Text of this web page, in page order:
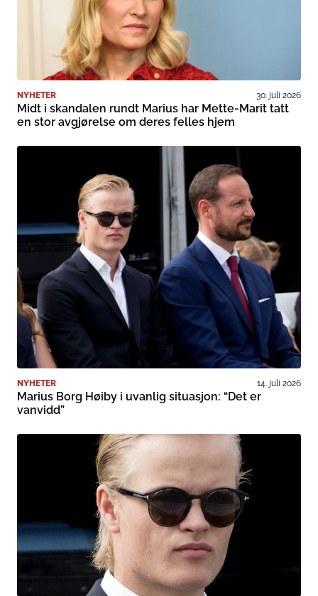
NYHETER 30. juli 2026
Midt i skandalen rundt Marius har Mette-Marit tatt
en stor avgjørelse om deres felles hjem
NYHETER 14. juli 2026
Marius Borg Høiby i uvanlig situasjon: “Det er
vanvidd”